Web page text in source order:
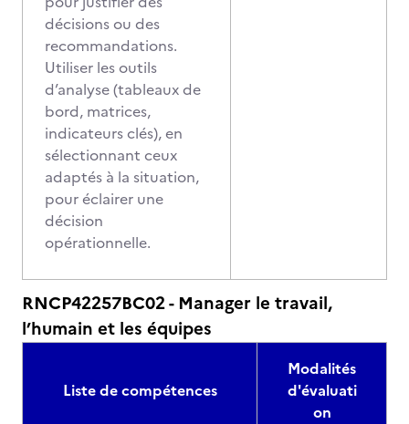
décisions ou des
recommandations.
Utiliser les outils
d’analyse (tableaux de
bord, matrices,
indicateurs clés), en
sélectionnant ceux
adaptés à la situation,
pour éclairer une
décision
opérationnelle.
RNCP42257BC02 - Manager le travail,
l’humain et les équipes
Liste de compétences
Modalités
d'évaluati
on